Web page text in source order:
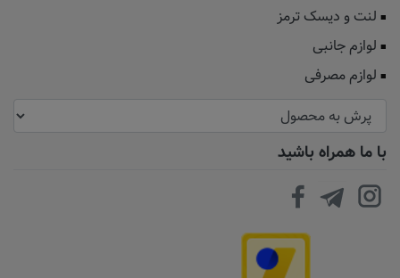
لنت و دیسک ترمز
لوازم جانبی
لوازم مصرفی
با ما همراه باشید